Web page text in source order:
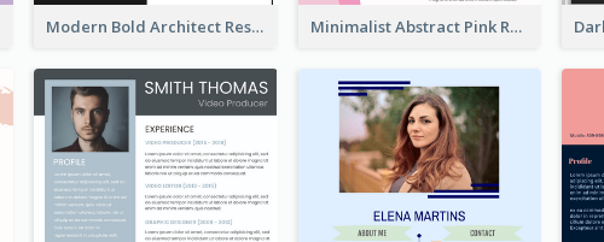
Modern Bold Architect Resume Minimalist Abstract Pink Resume